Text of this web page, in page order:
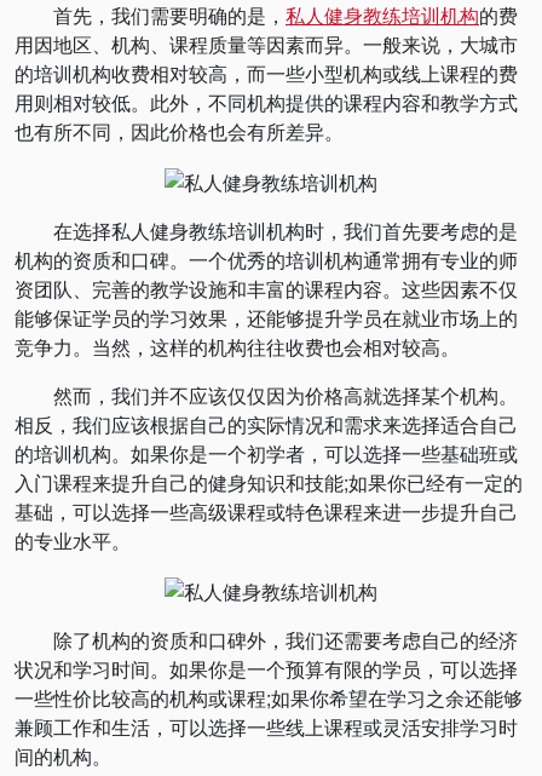
首先，我们需要明确的是， 私人健身教练培训机构的费
用因地区、机构、课程质量等因素而异。一般来说，大城市
的培训机构收费相对较高，而一些小型机构或线上课程的费
用则相对较低。此外，不同机构提供的课程内容和教学方式
也有所不同，因此价格也会有所差异。
在选择私人健身教练培训机构时，我们首先要考虑的是
机构的资质和口碑。一个优秀的培训机构通常拥有专业的师
资团队、完善的教学设施和丰富的课程内容。这些因素不仅
能够保证学员的学习效果，还能够提升学员在就业市场上的
竞争力。当然，这样的机构往往收费也会相对较高。
然而，我们并不应该仅仅因为价格高就选择某个机构。
相反，我们应该根据自己的实际情况和需求来选择适合自己
的培训机构。如果你是一个初学者，可以选择一些基础班或
入门课程来提升自己的健身知识和技能;如果你已经有一定的
基础，可以选择一些高级课程或特色课程来进一步提升自己
的专业水平。
除了机构的资质和口碑外，我们还需要考虑自己的经济
状况和学习时间。如果你是一个预算有限的学员，可以选择
一些性价比较高的机构或课程;如果你希望在学习之余还能够
兼顾工作和生活，可以选择一些线上课程或灵活安排学习时
间的机构。